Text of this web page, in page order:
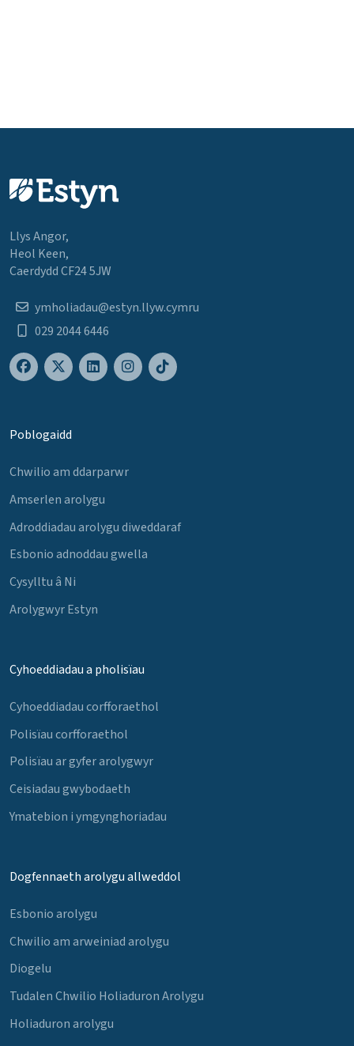
Llys Angor,
Heol Keen,
Caerdydd CF24 5JW
ymholiadau@estyn.llyw.cymru
029 2044 6446
Poblogaidd
Chwilio am ddarparwr
Amserlen arolygu
Adroddiadau arolygu diweddaraf
Esbonio adnoddau gwella
Cysylltu â Ni
Arolygwyr Estyn
Cyhoeddiadau a pholisïau
Cyhoeddiadau corfforaethol
Polisïau corfforaethol
Polisïau ar gyfer arolygwyr
Ceisiadau gwybodaeth
Ymatebion i ymgynghoriadau
Dogfennaeth arolygu allweddol
Esbonio arolygu
Chwilio am arweiniad arolygu
Diogelu
Tudalen Chwilio Holiaduron Arolygu
Holiaduron arolygu